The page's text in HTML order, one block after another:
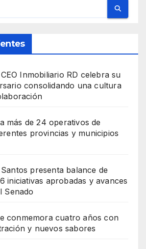
Inmobiliario RD celebra su
consolidando una cultura
más de 24 operativos de
provincias y municipios
presenta balance de
iniciativas aprobadas y avances
Senado
conmemora cuatro años con
y nuevos sabores